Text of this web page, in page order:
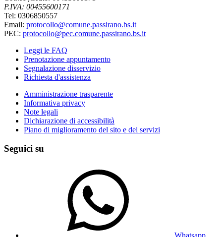
P.IVA: 00455600171
Tel: 0306850557
Email: protocollo@comune.passirano.bs.it
PEC: protocollo@pec.comune.passirano.bs.it
Leggi le FAQ
Prenotazione appuntamento
Segnalazione disservizio
Richiesta d'assistenza
Amministrazione trasparente
Informativa privacy
Note legali
Dichiarazione di accessibilità
Piano di miglioramento del sito e dei servizi
Seguici su
Whatsapp